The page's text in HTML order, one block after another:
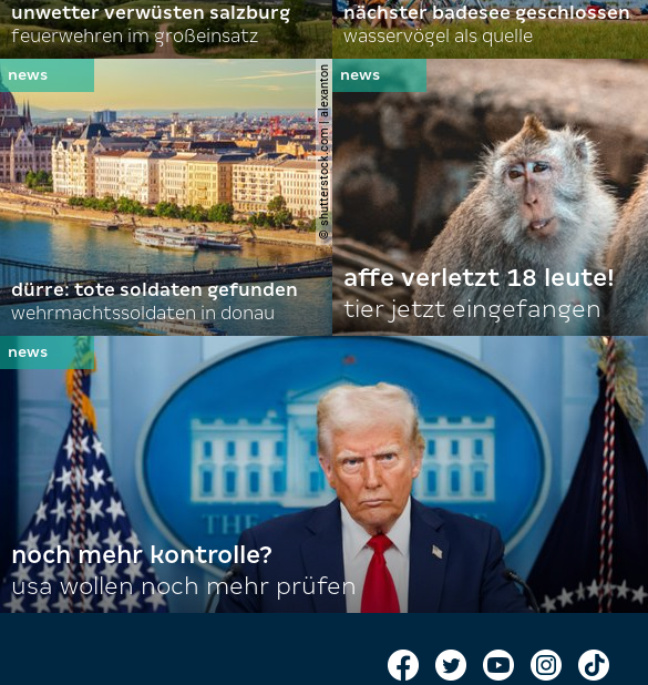
unwetter verwüsten salzburg
feuerwehren im großeinsatz
nächster badesee geschlossen
wasservögel als quelle
© shutterstock.com | alexanton
dürre: tote soldaten gefunden
wehrmachtssoldaten in donau
affe verletzt 18 leute!
tier jetzt eingefangen
noch mehr kontrolle?
usa wollen noch mehr prüfen